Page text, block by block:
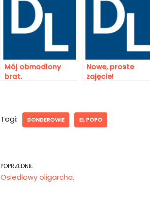
Mój obmodlony
brat.
Nowe, proste
zajęcie!
Tagi: DONDEROWIE EL POPO
POPRZEDNIE
Osiedlowy oligarcha.